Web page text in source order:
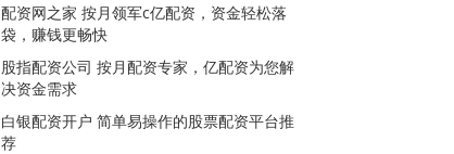
配资网之家 按月领军c亿配资，资金轻松落
袋，赚钱更畅快
股指配资公司 按月配资专家，亿配资为您解
决资金需求
白银配资开户 简单易操作的股票配资平台推
荐